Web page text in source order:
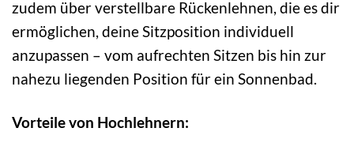
zudem über verstellbare Rückenlehnen, die es dir
ermöglichen, deine Sitzposition individuell
anzupassen – vom aufrechten Sitzen bis hin zur
nahezu liegenden Position für ein Sonnenbad.
Vorteile von Hochlehnern: